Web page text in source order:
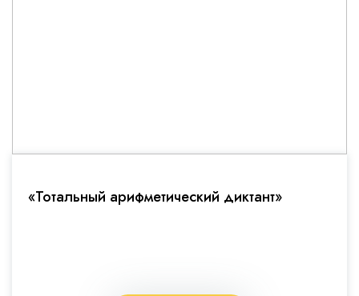
«Тотальный арифметический диктант»